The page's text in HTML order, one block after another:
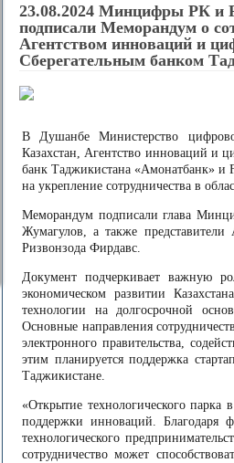
23.08.2024 Минцифры РК и
подписали Меморандум о
Агентством инноваций и
Сберегательным банком
В Душанбе Министерство
Казахстан, Агентство инноваций и
банк Таджикистана «Амонатбанк»
на укрепление сотрудничества в
Меморандум подписали глава
Жумагулов, а также
Ризвонзода Фирдавс.
Документ подчеркивает важную
экономическом развитии
технологии на долгосрочной
Основные направления
электронного правительства,
этим планируется поддержка
Таджикистане.
«Открытие технологического
поддержки инноваций. Благодаря
технологического
сотрудничество может